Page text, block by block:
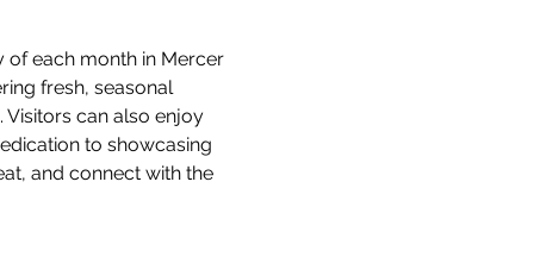
of each month in Mercer
fresh, seasonal
can also enjoy
to showcasing
and connect with the